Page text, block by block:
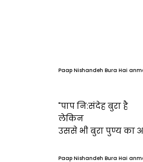
Paap Nishandeh Bura Hai
"पाप नि:संदेह बुरा है
लेकिन
उससे भी बुरा पुण्य का
Paap Nishandeh Bura Hai